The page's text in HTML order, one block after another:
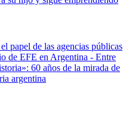
papel de las agencias públicas
de EFE en Argentina - Entre
60 años de la mirada de
argentina